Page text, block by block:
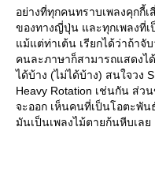
อย่างที่ทุกคนทราบเพลงคุกกี้
ของทางญี่ปุ่น และทุกเพลงที่
ม้แต่ท่าเต้น เรียกได้ว่าถ้าจั
คนละภาษาก็สามารถแสดง
ได้บ้าง (ไม่ได้บ้าง) สนใจวง
Heavy Rotation เช่นกัน ส่ว
จะออก เห็นคนที่เป็นโอตะพัน
มันเป็นเพลงไม้ตายก้นหีบเล